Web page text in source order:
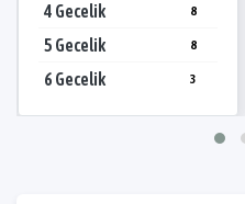
4 Gecelik 8
5 Gecelik 8
6 Gecelik 3